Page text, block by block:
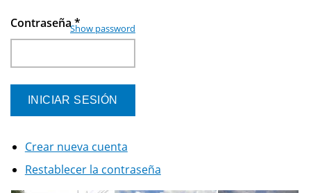
Contraseña*
Show password
Crear nueva cuenta
Restablecer la contraseña